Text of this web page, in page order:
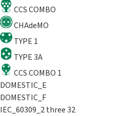
CCS COMBO
CHAdeMO
TYPE 1
TYPE 3A
CCS COMBO 1
DOMESTIC_E
DOMESTIC_F
IEC_60309_2 three 32